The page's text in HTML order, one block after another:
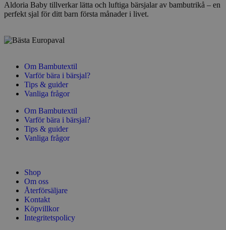
Aldoria Baby tillverkar lätta och luftiga bärsjalar av bambutrikå – en
perfekt sjal för ditt barn första månader i livet.
Om Bambutextil
Varför bära i bärsjal?
Tips & guider
Vanliga frågor
Om Bambutextil
Varför bära i bärsjal?
Tips & guider
Vanliga frågor
Shop
Om oss
Återförsäljare
Kontakt
Köpvillkor
Integritetspolicy